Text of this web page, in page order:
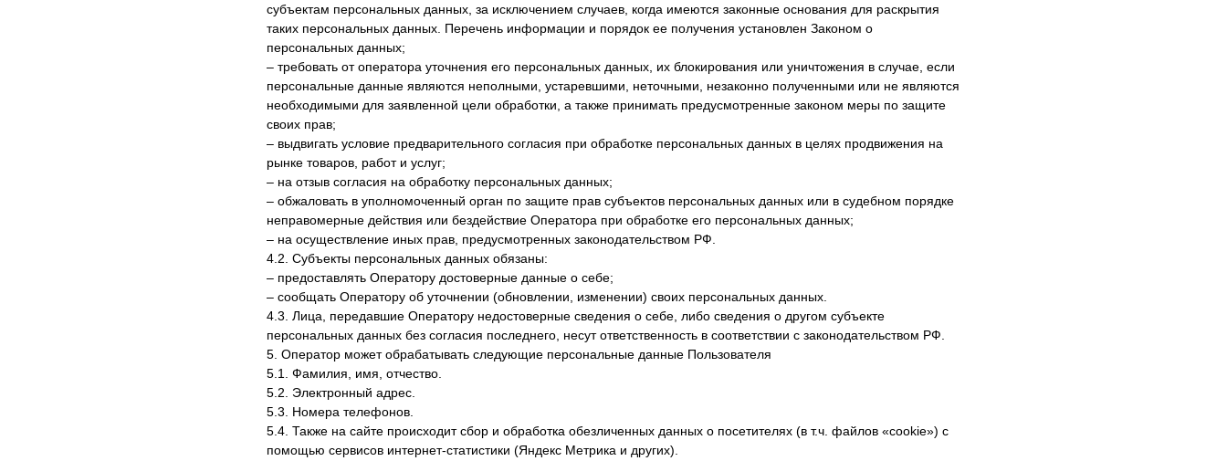
субъектам персональных данных, за исключением случаев, когда имеются законные основания для раскрытия
таких персональных данных. Перечень информации и порядок ее получения установлен Законом о
персональных данных;
– требовать от оператора уточнения его персональных данных, их блокирования или уничтожения в случае, если
персональные данные являются неполными, устаревшими, неточными, незаконно полученными или не являются
необходимыми для заявленной цели обработки, а также принимать предусмотренные законом меры по защите
своих прав;
– выдвигать условие предварительного согласия при обработке персональных данных в целях продвижения на
рынке товаров, работ и услуг;
– на отзыв согласия на обработку персональных данных;
– обжаловать в уполномоченный орган по защите прав субъектов персональных данных или в судебном порядке
неправомерные действия или бездействие Оператора при обработке его персональных данных;
– на осуществление иных прав, предусмотренных законодательством РФ.
4.2. Субъекты персональных данных обязаны:
– предоставлять Оператору достоверные данные о себе;
– сообщать Оператору об уточнении (обновлении, изменении) своих персональных данных.
4.3. Лица, передавшие Оператору недостоверные сведения о себе, либо сведения о другом субъекте
персональных данных без согласия последнего, несут ответственность в соответствии с законодательством РФ.
5. Оператор может обрабатывать следующие персональные данные Пользователя
5.1. Фамилия, имя, отчество.
5.2. Электронный адрес.
5.3. Номера телефонов.
5.4. Также на сайте происходит сбор и обработка обезличенных данных о посетителях (в т.ч. файлов «cookie») с
помощью сервисов интернет-статистики (Яндекс Метрика и других).